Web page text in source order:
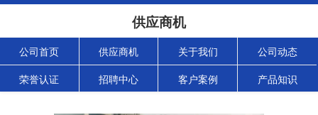
供应商机
公司首页 供应商机 关于我们 公司动态
荣誉认证 招聘中心 客户案例 产品知识